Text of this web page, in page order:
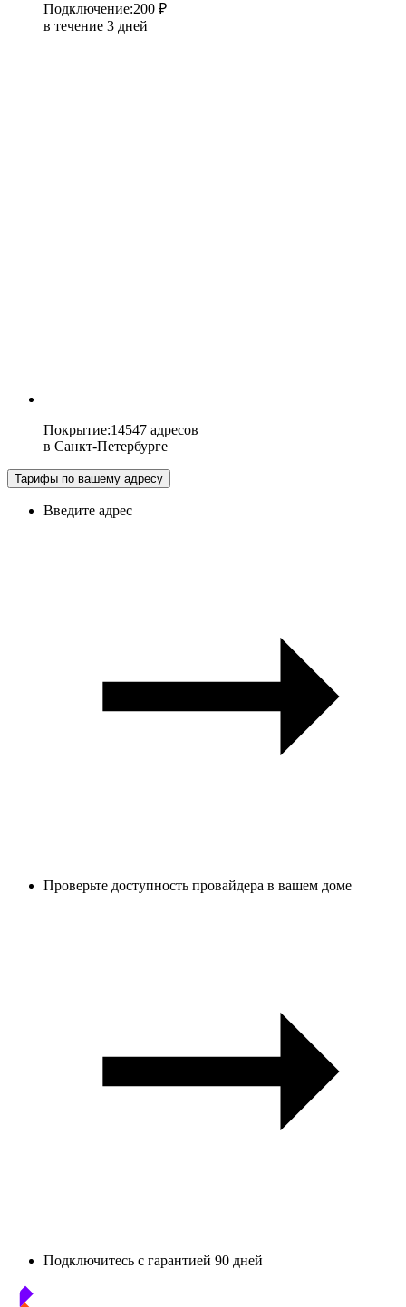
Подключение:200 ₽
в течение 3 дней
Покрытие:14547 адресов
в Санкт-Петербурге
Тарифы по вашему адресу
Введите адрес
Проверьте доступность провайдера в вашем доме
Подключитесь с гарантией 90 дней